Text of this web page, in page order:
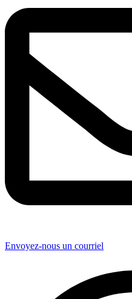
Envoyez-nous un courriel